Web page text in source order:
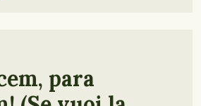
para